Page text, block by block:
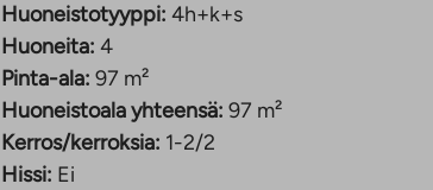
Huoneistotyyppi: 4h+k+s
Huoneita: 4
Pinta-ala: 97 m²
Huoneistoala yhteensä: 97 m²
Kerros/kerroksia: 1-2/2
Hissi: Ei